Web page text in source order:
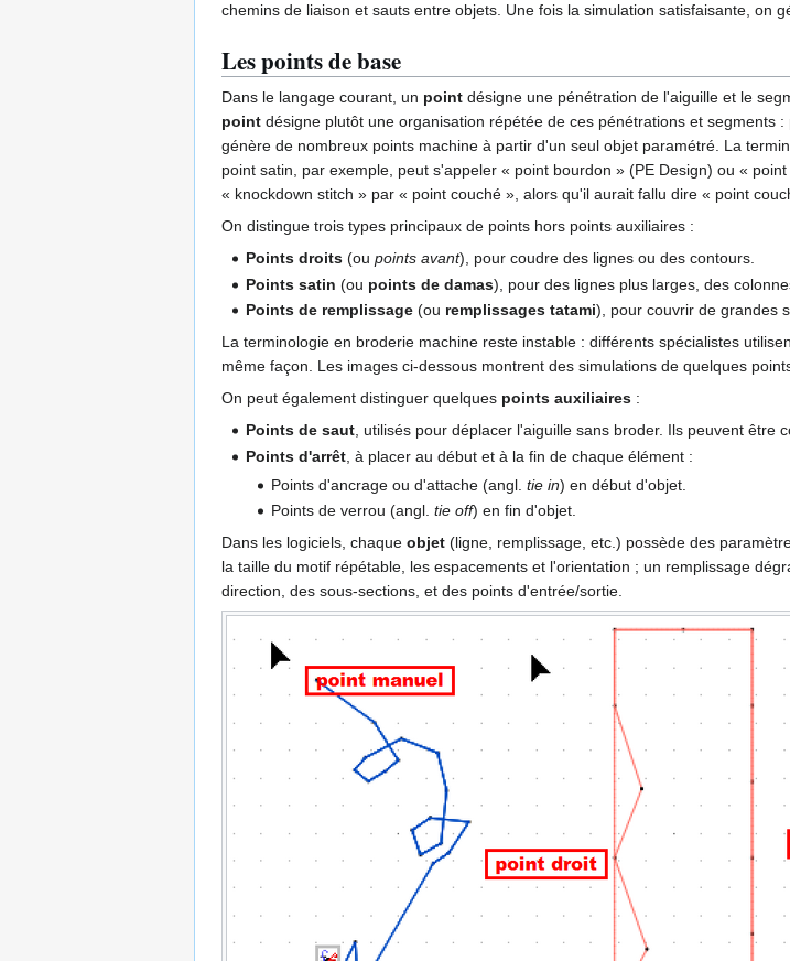
chemins de liaison et sauts entre objets. Une fois la simulation satisfaisante, on
Les points de base
Dans le langage courant, un point désigne une pénétration de l'aiguille et le
point désigne plutôt une organisation répétée de ces pénétrations et segments
génère de nombreux points machine à partir d'un seul objet paramétré. La
point satin, par exemple, peut s'appeler « point bourdon » (PE Design) ou «
« knockdown stitch » par « point couché », alors qu'il aurait fallu dire « point
On distingue trois types principaux de points hors points auxiliaires :
Points droits (oupoints avant), pour coudre des lignes ou des contours.
Points satin (ou points de damas), pour des lignes plus larges, des
Points de remplissage (ou remplissages tatami), pour couvrir de grandes
La terminologie en broderie machine reste instable : différents spécialistes
même façon. Les images ci-dessous montrent des simulations de quelques
On peut également distinguer quelques points auxiliaires :
Points de saut , utilisés pour déplacer l'aiguille sans broder. Ils peuvent être
Points d'arrêt , à placer au début et à la fin de chaque élément :
Points d'ancrage ou d'attache (angl. tie in) en début d'objet.
Points de verrou (angl. tie off) en fin d'objet.
Dans les logiciels, chaque objet (ligne, remplissage, etc.) possède des
la taille du motif répétable, les espacements et l'orientation ; un remplissage
direction, des sous-sections, et des points d'entrée/sortie.